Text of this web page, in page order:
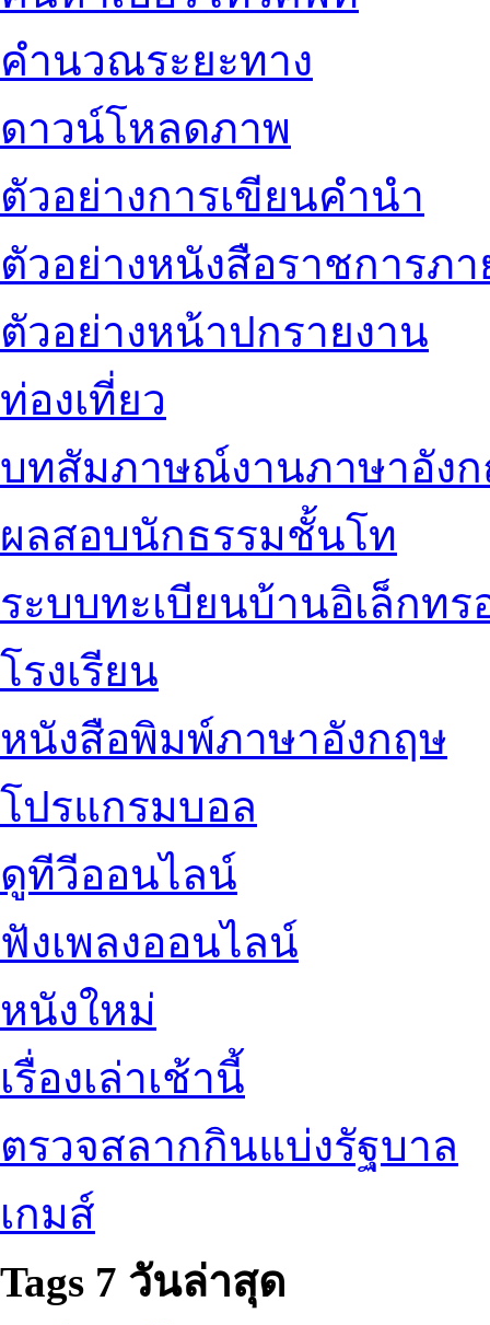
คำนวณระยะทาง
ดาวน์โหลดภาพ
ตัวอย่างการเขียนคำนำ
ตัวอย่างหนังสือราชการภ
ตัวอย่างหน้าปกรายงาน
ท่องเที่ยว
บทสัมภาษณ์งานภาษาอัง
ผลสอบนักธรรมชั้นโท
ระบบทะเบียนบ้านอิเล็กท
โรงเรียน
หนังสือพิมพ์ภาษาอังกฤษ
โปรแกรมบอล
ดูทีวีออนไลน์
ฟังเพลงออนไลน์
หนังใหม่
เรื่องเล่าเช้านี้
ตรวจสลากกินแบ่งรัฐบาล
เกมส์
Tags 7 วันล่าสุด